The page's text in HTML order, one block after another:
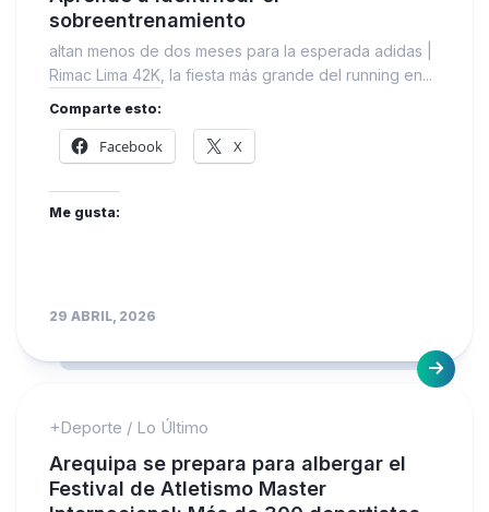
sobreentrenamiento
altan menos de dos meses para la esperada adidas |
Rimac Lima 42K, la fiesta más grande del running en...
Comparte esto:
Facebook X
Me gusta:
29 ABRIL, 2026
+Deporte / Lo Último
Arequipa se prepara para albergar el
Festival de Atletismo Master